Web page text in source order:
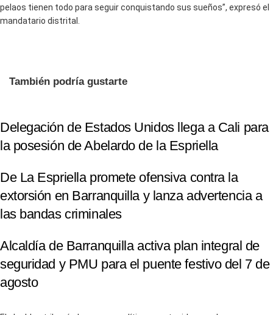
pelaos tienen todo para seguir conquistando sus sueños”, expresó el
mandatario distrital.
También podría gustarte
Delegación de Estados Unidos llega a Cali para
la posesión de Abelardo de la Espriella
De La Espriella promete ofensiva contra la
extorsión en Barranquilla y lanza advertencia a
las bandas criminales
Alcaldía de Barranquilla activa plan integral de
seguridad y PMU para el puente festivo del 7 de
agosto